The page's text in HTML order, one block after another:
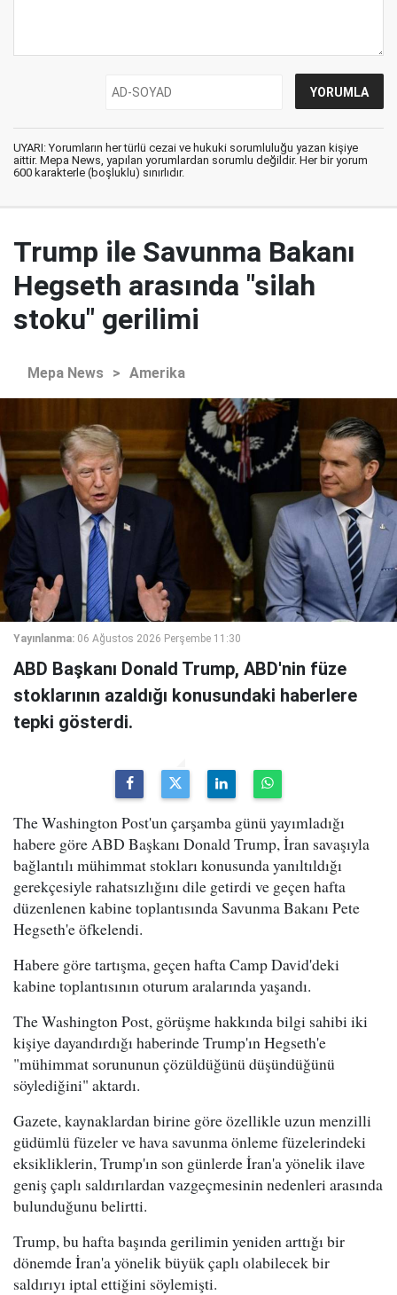
UYARI: Yorumların her türlü cezai ve hukuki sorumluluğu yazan kişiye
aittir. Mepa News, yapılan yorumlardan sorumlu değildir. Her bir yorum
600 karakterle (boşluklu) sınırlıdır.
Trump ile Savunma Bakanı
Hegseth arasında "silah
stoku" gerilimi
Mepa News > Amerika
Yayınlanma: 06 Ağustos 2026 Perşembe 11:30
ABD Başkanı Donald Trump, ABD'nin füze
stoklarının azaldığı konusundaki haberlere
tepki gösterdi.
The Washington Post'un çarşamba günü yayımladığı
habere göre ABD Başkanı Donald Trump, İran savaşıyla
bağlantılı mühimmat stokları konusunda yanıltıldığı
gerekçesiyle rahatsızlığını dile getirdi ve geçen hafta
düzenlenen kabine toplantısında Savunma Bakanı Pete
Hegseth'e öfkelendi.
Habere göre tartışma, geçen hafta Camp David'deki
kabine toplantısının oturum aralarında yaşandı.
The Washington Post, görüşme hakkında bilgi sahibi iki
kişiye dayandırdığı haberinde Trump'ın Hegseth'e
"mühimmat sorununun çözüldüğünü düşündüğünü
söylediğini" aktardı.
Gazete, kaynaklardan birine göre özellikle uzun menzilli
güdümlü füzeler ve hava savunma önleme füzelerindeki
eksikliklerin, Trump'ın son günlerde İran'a yönelik ilave
geniş çaplı saldırılardan vazgeçmesinin nedenleri arasında
bulunduğunu belirtti.
Trump, bu hafta başında gerilimin yeniden arttığı bir
dönemde İran'a yönelik büyük çaplı olabilecek bir
saldırıyı iptal ettiğini söylemişti.